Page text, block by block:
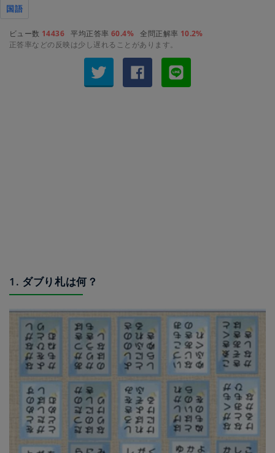
国語
ビュー数 14436 平均正答率 60.4% 全問正解率 10.2%
正答率などの反映は少し遅れることがあります。
1. ダブり札は何？